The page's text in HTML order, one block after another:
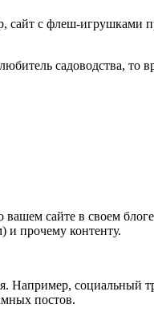
с флеш-игрушками
садоводства, то
сайте в своем
и прочему контенту.
Например, социальный
постов.